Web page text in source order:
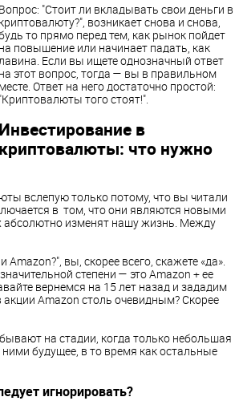
Вопрос: "Стоит ли вкладывать свои деньги в
криптовалюту?", возникает снова и снова,
то прямо перед тем, как рынок пойдет
на повышение или начинает падать, как
лавина. Если вы ищете однозначный ответ
на этот вопрос, тогда — вы в правильном
месте. Ответ на него достаточно простой:
"Криптовалюты того стоят!".
Инвестирование в
криптовалюты: что нужно
вслепую только потому, что вы читали
в том, что они являются новыми
абсолютно изменят нашу жизнь. Между
вы, скорее всего, скажете «да».
степени — это Amazon + ее
вернемся на 15 лет назад и зададим
Amazon столь очевидным? Скорее
на стадии, когда только небольшая
будущее, в то время как остальные
игнорировать?